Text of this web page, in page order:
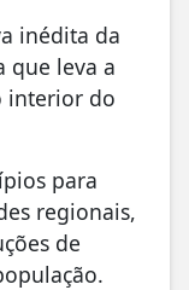
inédita da
que leva a
interior do
para
regionais,
de